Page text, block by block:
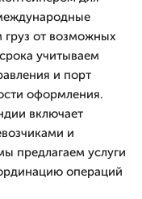
груз от возможных
учитываем
и порт
оформления.
включает
и
предлагаем услуги
операций